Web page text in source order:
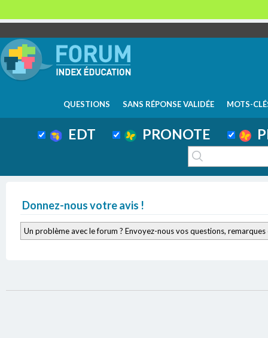
QUESTIONS SANS RÉPONSE VALIDÉE MOTS-
EDT PRONOTE
Donnez-nous votre avis !
Un problème avec le forum ? Envoyez-nous vos questions,